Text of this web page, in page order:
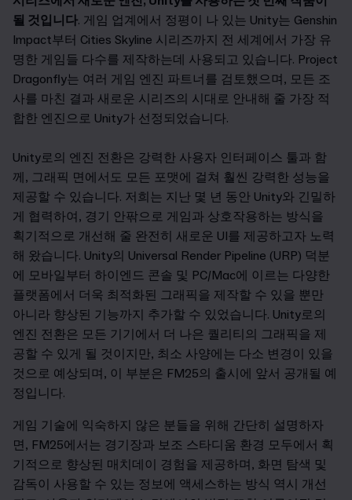
될 것입니다. 게임 업계에서 정평이 나 있는 Unity는 Genshin
Impact부터 Cities Skyline 시리즈까지 전 세계에서 가장 유
명한 게임들 다수를 제작하는데 사용되고 있습니다. Project
Dragonfly는 여러 게임 엔진 파트너를 검토했으며, 모든 조
사를 마친 결과 새로운 시리즈의 시대로 안내해 줄 가장 적
합한 엔진으로 Unity가 선정되었습니다.
Unity로의 엔진 전환은 강력한 사용자 인터페이스 툴과 함
께, 그래픽 면에서도 모든 포맷에 걸쳐 훨씬 강력한 성능을
제공할 수 있습니다. 저희는 지난 몇 년 동안 Unity와 긴밀하
게 협력하여, 경기 안팎으로 게임과 상호작용하는 방식을
획기적으로 개선해 줄 완전히 새로운 UI를 제공하고자 노력
해 왔습니다. Unity의 Universal Render Pipeline (URP) 덕분
에 모바일부터 하이엔드 콘솔 및 PC/Mac에 이르는 다양한
플랫폼에서 더욱 최적화된 그래픽을 제작할 수 있을 뿐만
아니라 향상된 기능까지 추가할 수 있었습니다. Unity로의
엔진 전환은 모든 기기에서 더 나은 퀄리티의 그래픽을 제
공할 수 있게 될 것이지만, 최소 사양에는 다소 변경이 있을
것으로 예상되며, 이 부분은 FM25의 출시에 앞서 공개될 예
정입니다.
게임 기술에 익숙하지 않은 분들을 위해 간단히 설명하자
면, FM25에서는 경기장과 보조 스타디움 환경 모두에서 획
기적으로 향상된 매치데이 경험을 제공하며, 화면 탐색 및
감독이 사용할 수 있는 정보에 액세스하는 방식 역시 개선